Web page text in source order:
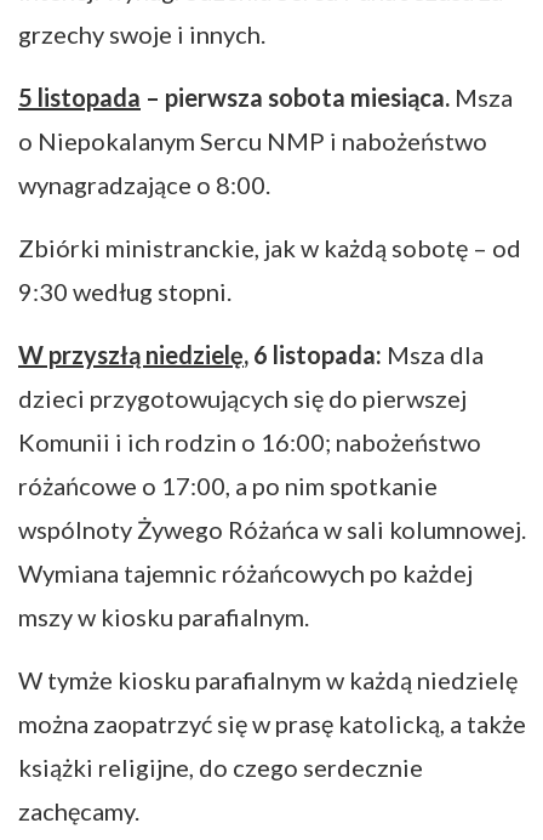
grzechy swoje i innych.
5 listopada – pierwsza sobota miesiąca. Msza
o Niepokalanym Sercu NMP i nabożeństwo
wynagradzające o 8:00.
Zbiórki ministranckie, jak w każdą sobotę – od
9:30 według stopni.
W przyszłą niedzielę, 6 listopada: Msza dla
dzieci przygotowujących się do pierwszej
Komunii i ich rodzin o 16:00; nabożeństwo
różańcowe o 17:00, a po nim spotkanie
wspólnoty Żywego Różańca w sali kolumnowej.
Wymiana tajemnic różańcowych po każdej
mszy w kiosku parafialnym.
W tymże kiosku parafialnym w każdą niedzielę
można zaopatrzyć się w prasę katolicką, a także
książki religijne, do czego serdecznie
zachęcamy.